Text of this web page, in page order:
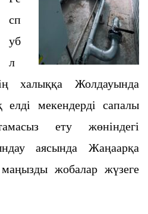
сп
уб
л
халыққа Жолдауында
елді мекендерді сапалы
ету жөніндегі
аясында Жаңаарқа
маңызды жобалар жүзеге